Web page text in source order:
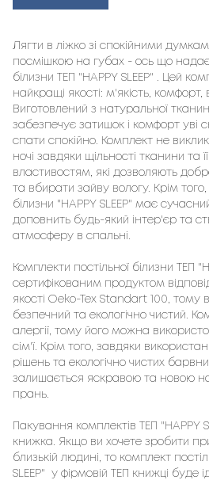
Лягти в ліжко зі спокійними
посмішкою на губах - ось що надає
білизни ТЕП "HAPPY SLEEP" . Цей
найкращі якості: м'якість, комфорт,
Виготовлений з натуральної
забезпечує затишок і комфорт уві
спати спокійно. Комплект не
ночі завдяки щільності тканини та
властивостям, які дозволяють
та вбирати зайву вологу. Крім того,
білизни "HAPPY SLEEP" має
доповнить будь-який інтер'єр та
атмосферу в спальні.
Комплекти постільної білизни ТЕП
сертифікованим продуктом
якості Oeko-Tex Standart 100, тому
безпечний та екологічно чистий.
алергії, тому його можна
сім'ї. Крім того, завдяки
рішень та екологічно чистих
залишається яскравою та новою
прань.
Пакування комплектів ТЕП "HAPPY
книжка. Якщо ви хочете зробити
близькій людині, то комплект
SLEEP"  у фірмовій ТЕП книжці буде